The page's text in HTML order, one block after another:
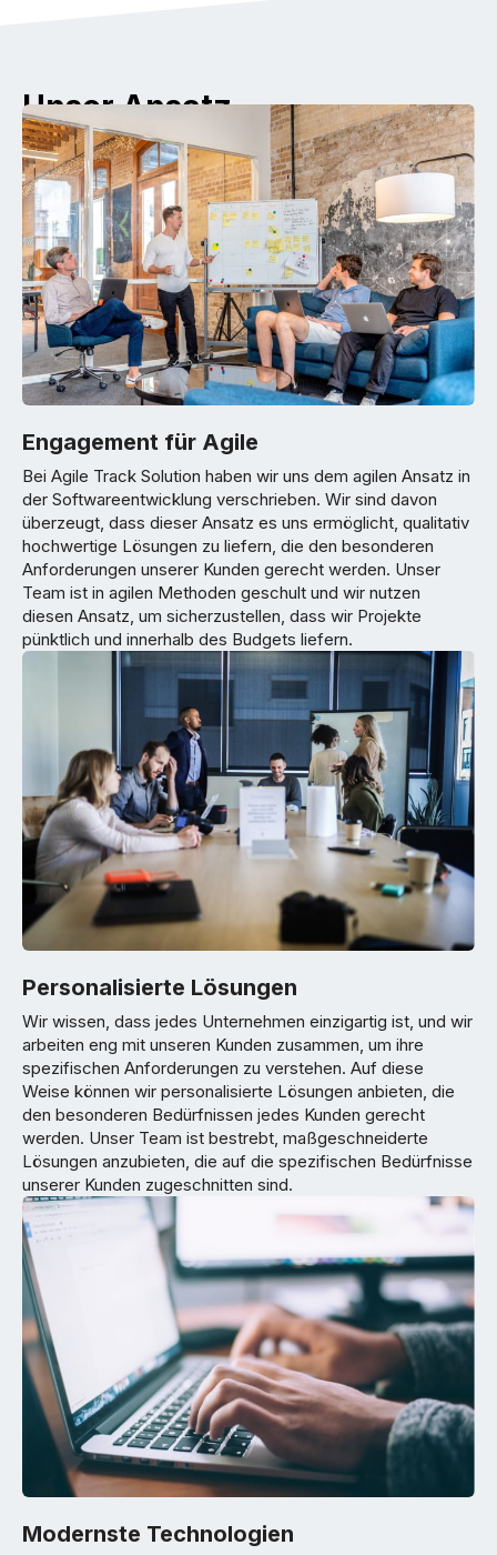
Unser Ansatz
Engagement für Agile
Bei Agile Track Solution haben wir uns dem agilen Ansatz in
der Softwareentwicklung verschrieben. Wir sind davon
überzeugt, dass dieser Ansatz es uns ermöglicht, qualitativ
hochwertige Lösungen zu liefern, die den besonderen
Anforderungen unserer Kunden gerecht werden. Unser
Team ist in agilen Methoden geschult und wir nutzen
diesen Ansatz, um sicherzustellen, dass wir Projekte
pünktlich und innerhalb des Budgets liefern.
Personalisierte Lösungen
Wir wissen, dass jedes Unternehmen einzigartig ist, und wir
arbeiten eng mit unseren Kunden zusammen, um ihre
spezifischen Anforderungen zu verstehen. Auf diese
Weise können wir personalisierte Lösungen anbieten, die
den besonderen Bedürfnissen jedes Kunden gerecht
werden. Unser Team ist bestrebt, maßgeschneiderte
Lösungen anzubieten, die auf die spezifischen Bedürfnisse
unserer Kunden zugeschnitten sind.
Modernste Technologien